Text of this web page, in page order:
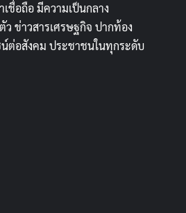
ชื่อถือ มีความเป็นกลาง
ว ข่าวสารเศรษฐกิจ ปากท้อง
ต่อสังคม ประชาชนในทุกระดับ